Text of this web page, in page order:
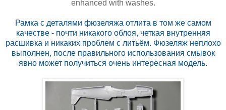
enhanced with washes.
Рамка с деталями фюзеляжа отлита в том же самом
качестве - почти никакого облоя, четкая внутренняя
расшивка и никаких проблем с литьём. Фюзеляж неплохо
выполнен, после правильного использования смывок
явно может получиться очень интересная модель.